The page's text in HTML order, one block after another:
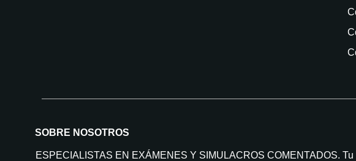
SOBRE NOSOTROS
ESPECIALISTAS EN EXÁMENES Y SIMULACROS COMENTADOS. Tu